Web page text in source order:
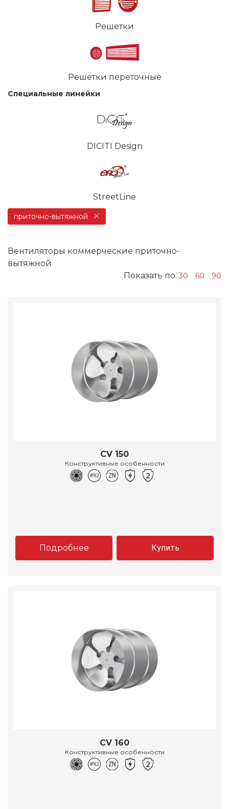
Решетки
Решетки переточные
Специальные линейки
DICITI Design
StreetLine
приточно-вытяжной
Вентиляторы коммерческие приточно-
вытяжной
Показать по:30 60 90
CV 150
Конструктивные особенности
Подробнее Купить
CV 160
Конструктивные особенности